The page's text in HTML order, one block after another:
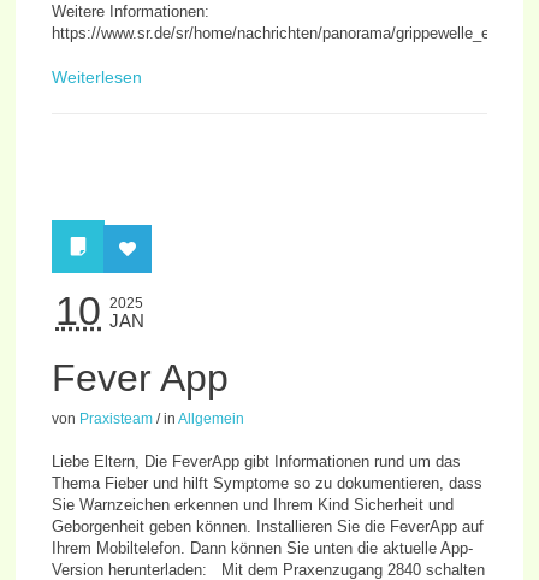
Weitere Informationen:
https://www.sr.de/sr/home/nachrichten/panorama/
Weiterlesen
10 2025
JAN
Fever App
von Praxisteam / inAllgemein
Liebe Eltern, Die FeverApp gibt Informationen rund um das
Thema Fieber und hilft Symptome so zu dokumentieren, dass
Sie Warnzeichen erkennen und Ihrem Kind Sicherheit und
Geborgenheit geben können. Installieren Sie die FeverApp auf
Ihrem Mobiltelefon. Dann können Sie unten die aktuelle App-
Version herunterladen: Mit dem Praxenzugang 2840 schalten